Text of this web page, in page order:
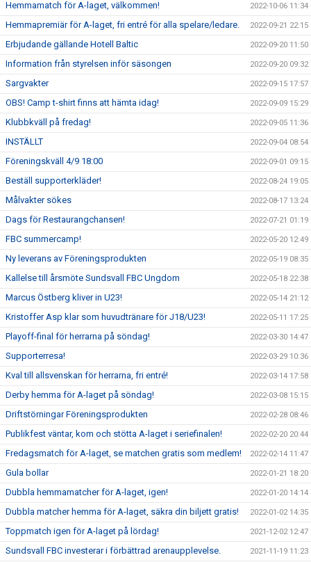
Hemmamatch för A-laget, välkommen! 2022-10-06 11:34
Hemmapremiär för A-laget, fri entré för alla spelare/ledare. 2022-09-21 22:15
Erbjudande gällande Hotell Baltic 2022-09-20 11:50
Information från styrelsen inför säsongen 2022-09-20 09:32
Sargvakter 2022-09-15 17:57
OBS! Camp t-shirt finns att hämta idag! 2022-09-09 15:29
Klubbkväll på fredag! 2022-09-05 11:36
INSTÄLLT 2022-09-04 08:54
Föreningskväll 4/9 18:00 2022-09-01 09:15
Beställ supporterkläder! 2022-08-24 19:05
Målvakter sökes 2022-08-17 13:24
Dags för Restaurangchansen! 2022-07-21 01:19
FBC summercamp! 2022-05-20 12:49
Ny leverans av Föreningsprodukten 2022-05-19 08:35
Kallelse till årsmöte Sundsvall FBC Ungdom 2022-05-18 22:38
Marcus Östberg kliver in U23! 2022-05-14 21:12
Kristoffer Asp klar som huvudtränare för J18/U23! 2022-05-11 17:25
Playoff-final för herrarna på söndag! 2022-03-30 14:47
Supporterresa! 2022-03-29 10:36
Kval till allsvenskan för herrarna, fri entré! 2022-03-14 17:58
Derby hemma för A-laget på söndag! 2022-03-08 15:15
Driftstörningar Föreningsprodukten 2022-02-28 08:46
Publikfest väntar, kom och stötta A-laget i seriefinalen! 2022-02-20 20:44
Fredagsmatch för A-laget, se matchen gratis som medlem! 2022-02-14 11:47
Gula bollar 2022-01-21 18:20
Dubbla hemmamatcher för A-laget, igen! 2022-01-20 14:14
Dubbla matcher hemma för A-laget, säkra din biljett gratis! 2022-01-02 14:35
Toppmatch igen för A-laget på lördag! 2021-12-02 12:47
Sundsvall FBC investerar i förbättrad arenaupplevelse. 2021-11-19 11:23